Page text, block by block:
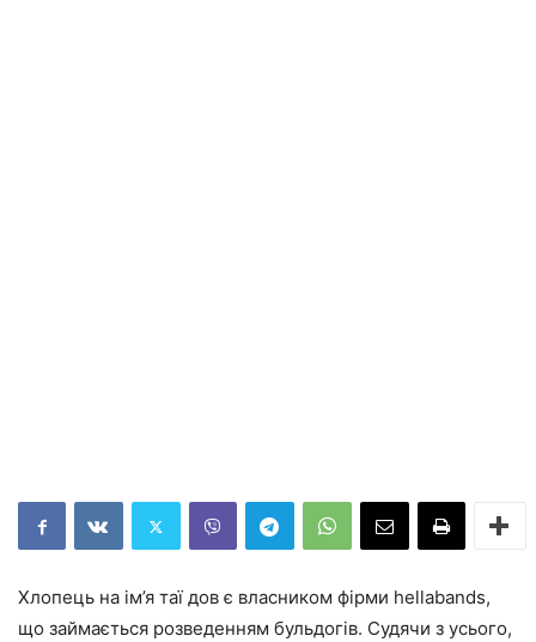
Хлопець на ім’я таї дов є власником фірми hellabands,
що займається розведенням бульдогів. Судячи з усього,